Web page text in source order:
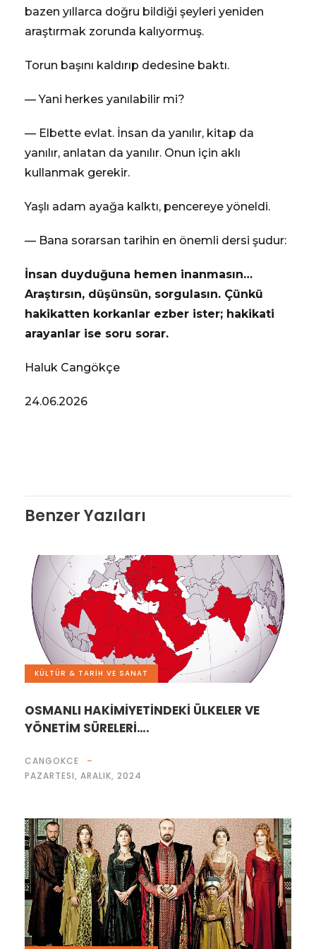
bazen yıllarca doğru bildiği şeyleri yeniden
araştırmak zorunda kalıyormuş.
Torun başını kaldırıp dedesine baktı.
— Yani herkes yanılabilir mi?
— Elbette evlat. İnsan da yanılır, kitap da
yanılır, anlatan da yanılır. Onun için aklı
kullanmak gerekir.
Yaşlı adam ayağa kalktı, pencereye yöneldi.
— Bana sorarsan tarihin en önemli dersi şudur:
İnsan duyduğuna hemen inanmasın…
Araştırsın, düşünsün, sorgulasın. Çünkü
hakikatten korkanlar ezber ister; hakikati
arayanlar ise soru sorar.
Haluk Cangökçe
24.06.2026
Benzer Yazıları
KÜLTÜR & TARİH VE SANAT
OSMANLI HAKİMİYETİNDEKİ ÜLKELER VE
YÖNETİM SÜRELERİ….
CANGOKCE
PAZARTESI, ARALIK, 2024